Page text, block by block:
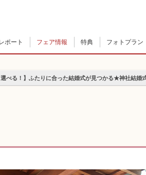
ポート フェア情報 特典 フォトプラン
選べる！】ふたりに合った結婚式が見つかる★神社結婚